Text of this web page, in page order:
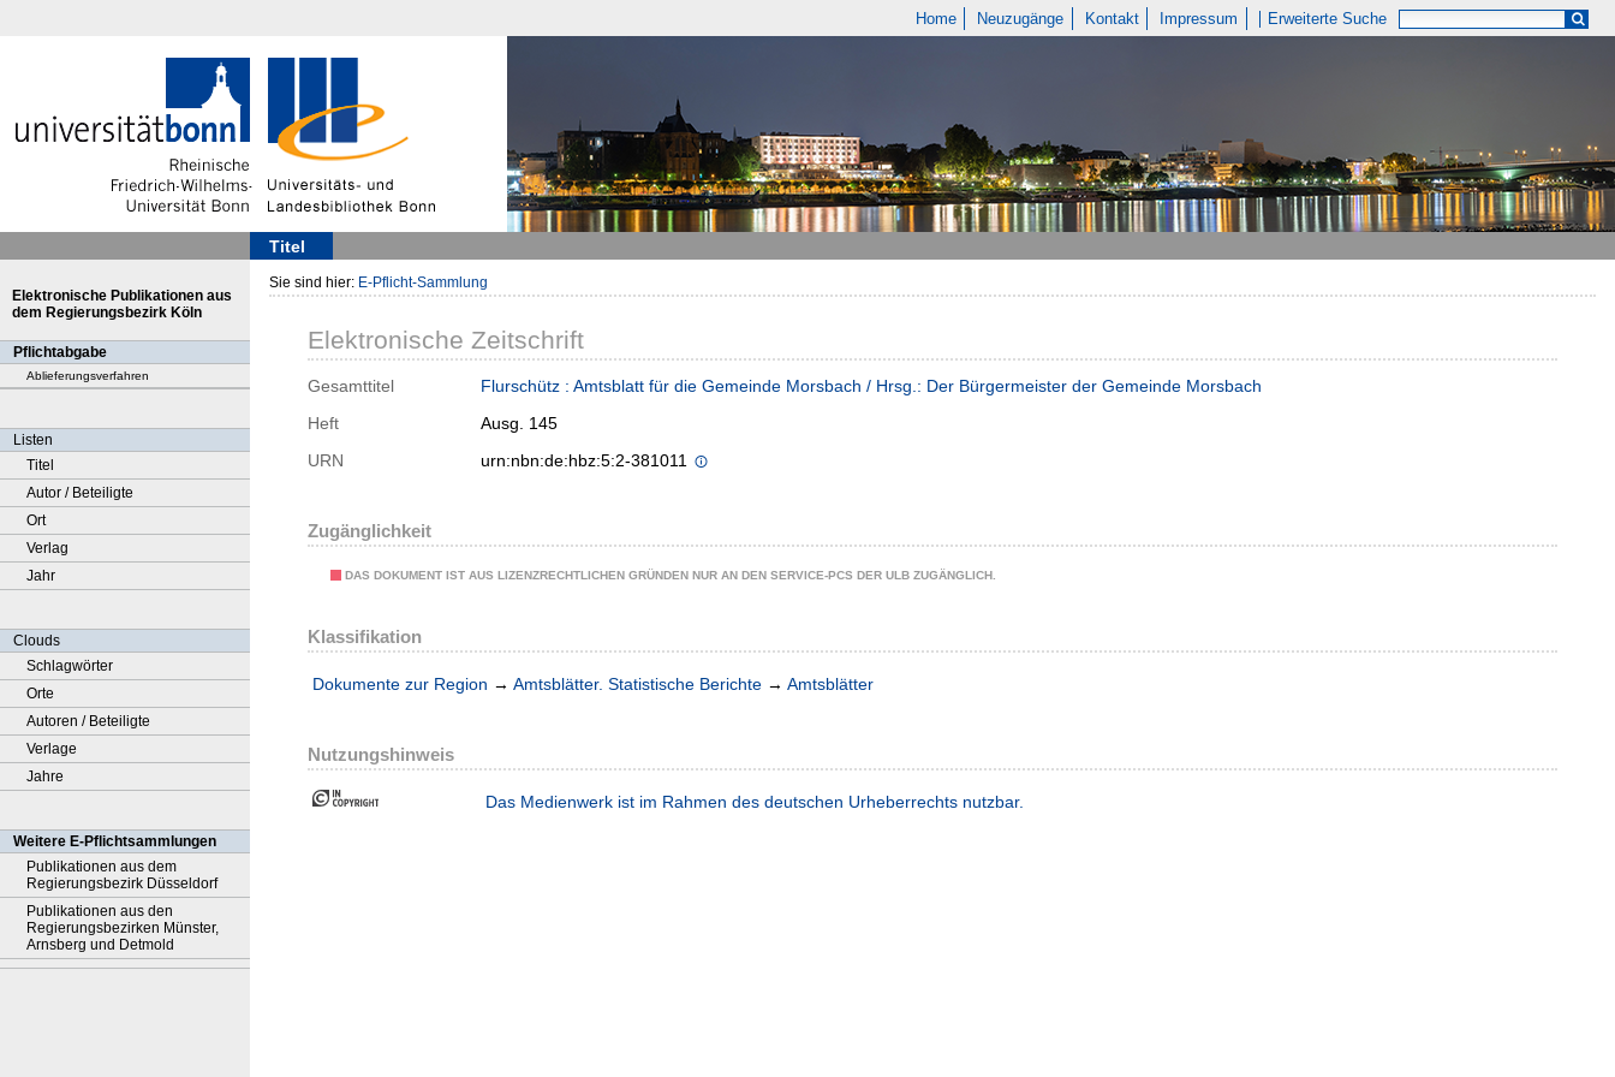
Home Neuzugänge Kontakt Impressum Erweiterte Suche
Titel
Elektronische Publikationen aus
dem Regierungsbezirk Köln
Pflichtabgabe
Ablieferungsverfahren
Listen
Titel
Autor / Beteiligte
Ort
Verlag
Jahr
Clouds
Schlagwörter
Orte
Autoren / Beteiligte
Verlage
Jahre
Weitere E-Pflichtsammlungen
Publikationen aus dem
Regierungsbezirk Düsseldorf
Publikationen aus den
Regierungsbezirken Münster,
Arnsberg und Detmold
Sie sind hier: E-Pflicht-Sammlung
Elektronische Zeitschrift
Gesamttitel
Flurschütz : Amtsblatt für die Gemeinde Morsbach / Hrsg.: Der Bürgermeister der Gemeinde Morsbach
Heft
Ausg. 145
URN
urn:nbn:de:hbz:5:2-381011
Zugänglichkeit
DAS DOKUMENT IST AUS LIZENZRECHTLICHEN GRÜNDEN NUR AN DEN SERVICE-PCS DER ULB ZUGÄNGLICH.
Klassifikation
Dokumente zur Region → Amtsblätter. Statistische Berichte → Amtsblätter
Nutzungshinweis
Das Medienwerk ist im Rahmen des deutschen Urheberrechts nutzbar.